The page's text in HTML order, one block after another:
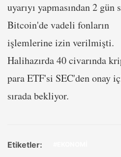
uyarıyı yapmasından 2 gün
Bitcoin'de vadeli fonların
işlemlerine izin verilmişti.
Halihazırda 40 civarında
para ETF'si SEC'den onay
sırada bekliyor.
Etiketler: